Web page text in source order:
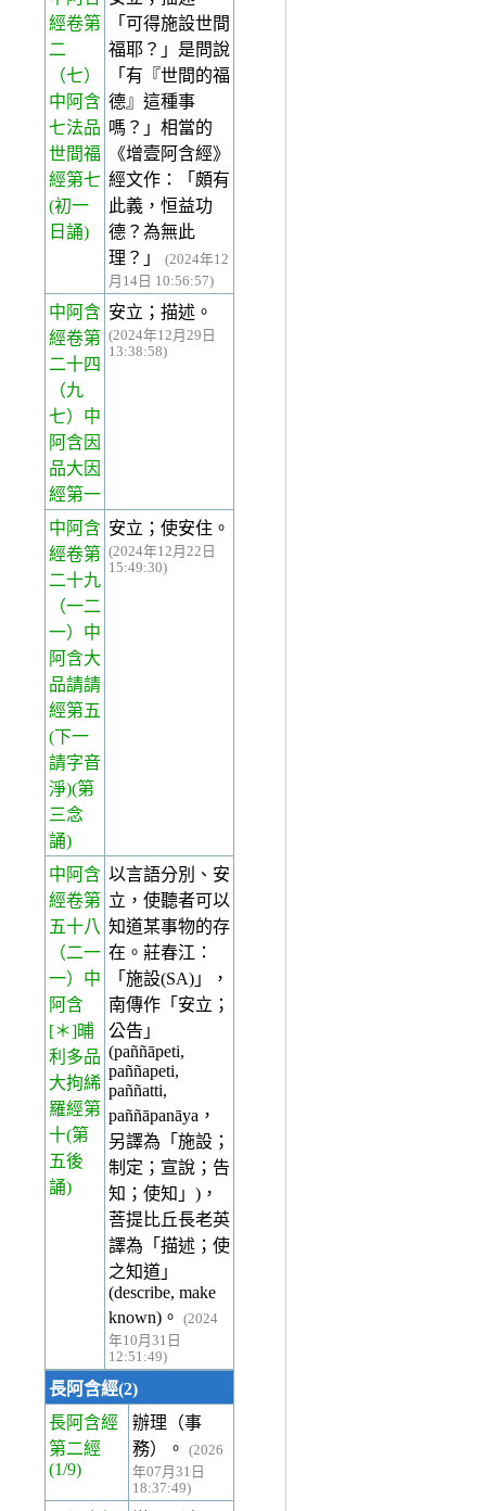
經卷第
二
（七）
中阿含
七法品
世間福
經第七
(初一
日誦)
「可得施設世間
福耶？」是問說
「有『世間的福
德』這種事
嗎？」相當的
《增壹阿含經》
經文作：「頗有
此義，恒益功
德？為無此
理？」
(2024年12
月14日 10:56:57)
中阿含
經卷第
二十四
（九
七）中
阿含因
品大因
經第一
安立；描述。
(2024年12月29日
13:38:58)
中阿含
經卷第
二十九
（一二
一）中
阿含大
品請請
經第五
(下一
請字音
淨)(第
三念
誦)
安立；使安住。
(2024年12月22日
15:49:30)
中阿含
經卷第
五十八
（二一
一）中
阿含
[＊]晡
利多品
大拘絺
羅經第
十(第
五後
誦)
以言語分別、安
立，使聽者可以
知道某事物的存
在。莊春江：
「施設(SA)」，
南傳作「安立；
公告」
(paññāpeti,
paññapeti,
paññatti,
paññāpanāya，
另譯為「施設；
制定；宣說；告
知；使知」)，
菩提比丘長老英
譯為「描述；使
之知道」
(describe, make
known)。
(2024
年10月31日
12:51:49)
長阿含經(2)
長阿含經
第二經
(1/9)
辦理（事
務）。
(2026
年07月31日
18:37:49)